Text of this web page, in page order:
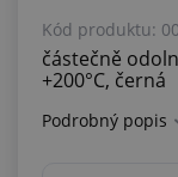
Kód produktu:
částečně
+200°C, černá
Podrobný popis